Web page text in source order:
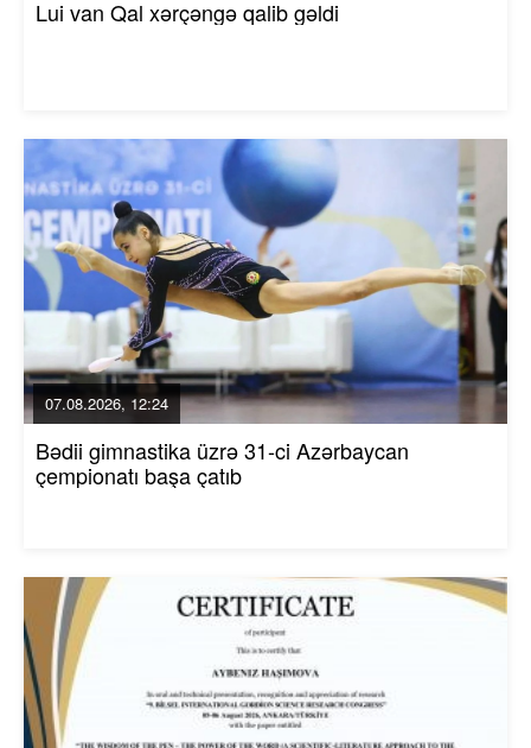
Lui van Qal xərçəngə qalib gəldi
07.08.2026, 12:24
Bədii gimnastika üzrə 31-ci Azərbaycan
çempionatı başa çatıb